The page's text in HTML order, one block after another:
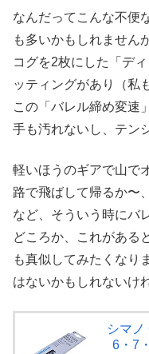
なんだってこんな不便
も多いかもしれません
コグを2枚にした「デ
ッティングがあり（私
この「バレル締め変速
手も汚れないし、テン
軽いほうのギアで山で
路で飛ばして帰るか〜
など、そういう時にバ
どころか、これがある
も真似してみたくなり
はないかもしれないけ
シマノ
6・7